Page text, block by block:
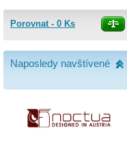
Porovnat - 0 Ks
Naposledy navštívené